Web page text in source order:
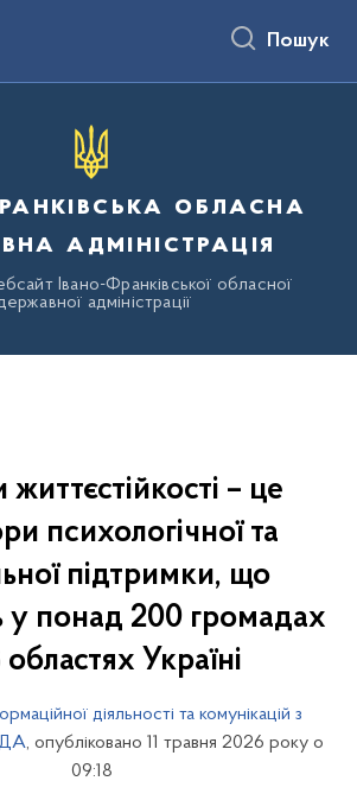
Пошук
обласна
адміністрація
Івано-Франківської обласної
адміністрації
– це
психологічної та
підтримки, що
понад 200 громадах
Україні
діяльності та комунікацій з
, опубліковано 11 травня 2026 року о
09:18